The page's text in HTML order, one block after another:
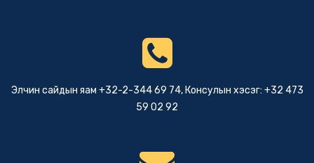
Элчин сайдын яам +32-2-344 69 74, Консулын хэсэг: +32 473
59 02 92